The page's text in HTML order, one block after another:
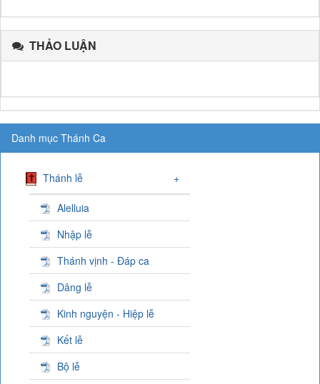
THẢO LUẬN
Danh mục Thánh Ca
Thánh lễ +
Alelluia
Nhập lễ
Thánh vịnh - Đáp ca
Dâng lễ
Kinh nguyện - Hiệp lễ
Kết lễ
Bộ lễ